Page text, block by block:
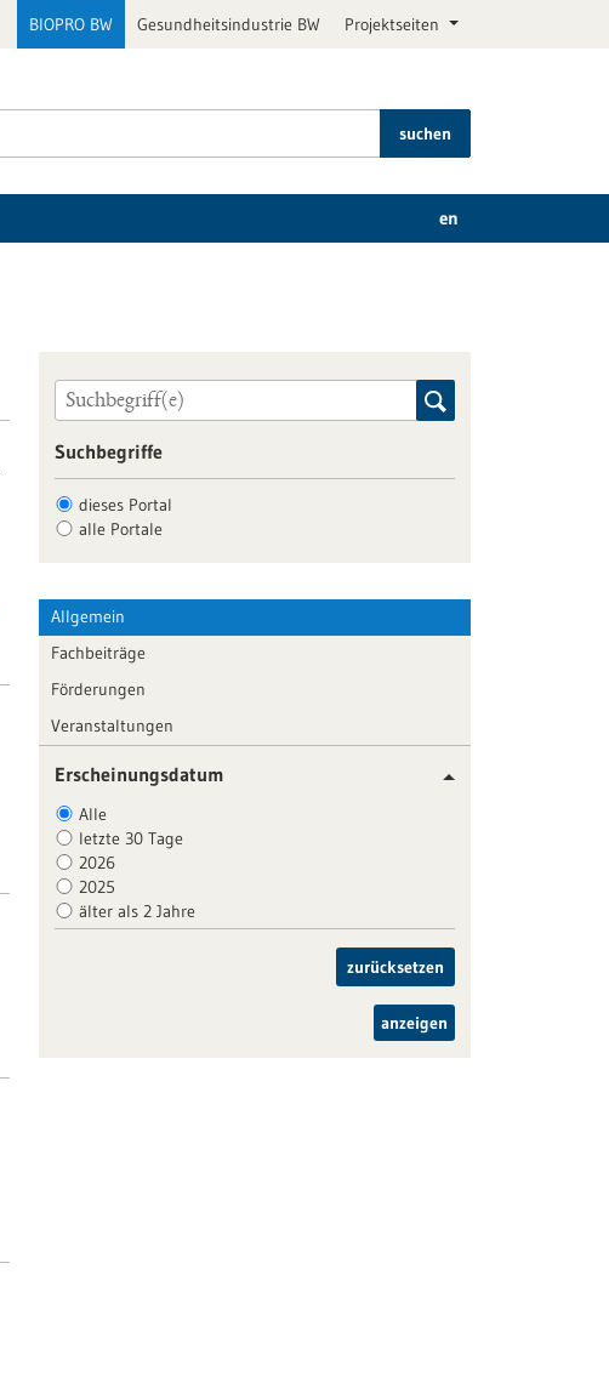
BIOPRO BW Gesundheitsindustrie BW Projektseiten
suchen
en
Suchbegriffe
dieses Portal
alle Portale
Allgemein
Fachbeiträge
Förderungen
Veranstaltungen
Erscheinungsdatum
Alle
letzte 30 Tage
2026
2025
älter als 2 Jahre
zurücksetzen
anzeigen